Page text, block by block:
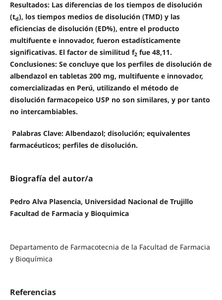
Resultados: Las diferencias de los tiempos de disolución
(td), los tiempos medios de disolución (TMD) y las
eficiencias de disolución (ED%), entre el producto
multifuente e innovador, fueron estadísticamente
significativas. El factor de similitud f2fue 48,11.
Conclusiones: Se concluye que los perfiles de disolución de
albendazol en tabletas 200 mg, multifuente e innovador,
comercializadas en Perú, utilizando el método de
disolución farmacopeico USP no son similares, y por tanto
no intercambiables.
Palabras Clave: Albendazol; disolución; equivalentes
farmacéuticos; perfiles de disolución.
Biografía del autor/a
Pedro Alva Plasencia, Universidad Nacional de Trujillo
Facultad de Farmacia y Bioquimica
Departamento de Farmacotecnia de la Facultad de Farmacia
y Bioquímica
Referencias